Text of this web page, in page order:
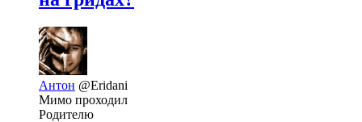
Антон @Eridani
Мимо проходил
Родителю